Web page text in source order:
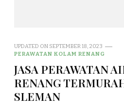
UPDATED ON SEPTEMBER 18, 2023
PERAWATAN KOLAM RENANG
JASA PERAWATAN
RENANG
SLEMAN